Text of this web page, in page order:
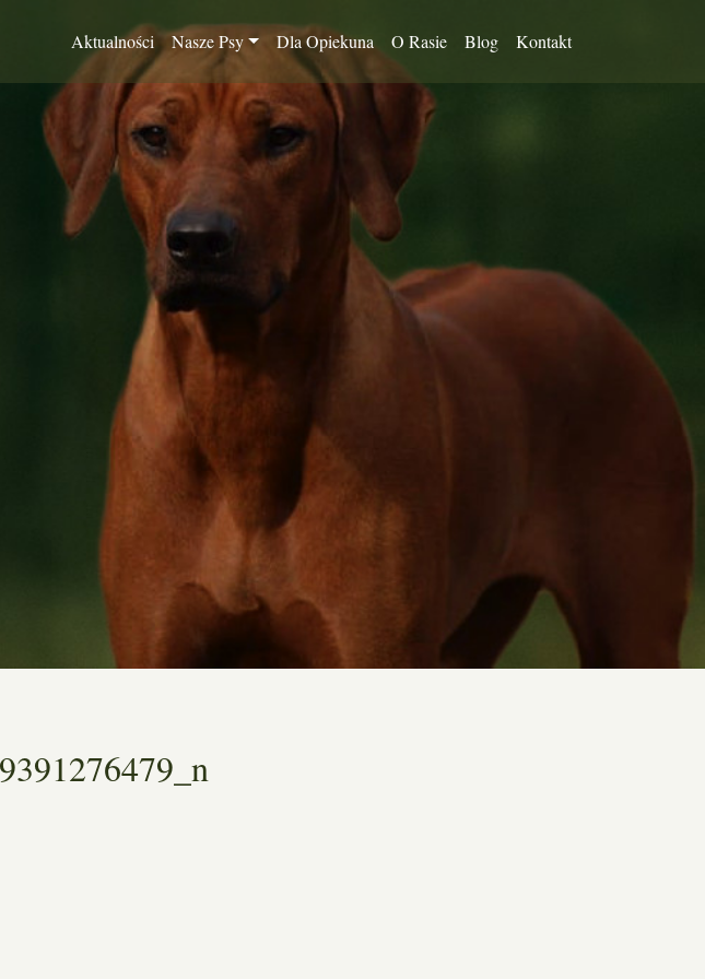
Aktualności Nasze Psy Dla Opiekuna O Rasie Blog Kontakt